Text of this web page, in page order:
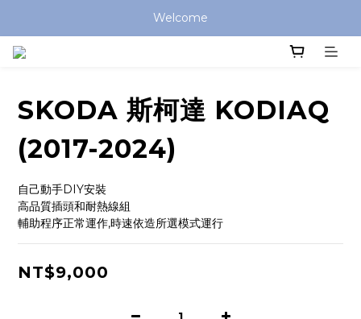
Welcome
SKODA 斯柯達 KODIAQ
(2017-2024)
自己動手DIY安裝
高品質插頭和耐熱線組
輔助程序正常運作,時速依造所選模式運行
NT$9,000